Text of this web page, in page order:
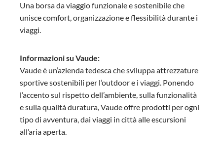
Una borsa da viaggio funzionale e sostenibile che
unisce comfort, organizzazione e flessibilità durante i
viaggi.
Informazioni su Vaude:
Vaude è un’azienda tedesca che sviluppa attrezzature
sportive sostenibili per l’outdoor e i viaggi. Ponendo
l’accento sul rispetto dell’ambiente, sulla funzionalità
e sulla qualità duratura, Vaude offre prodotti per ogni
tipo di avventura, dai viaggi in città alle escursioni
all’aria aperta.